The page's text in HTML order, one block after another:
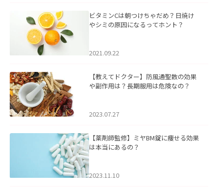
ビタミンCは朝つけちゃだめ？日焼け
やシミの原因になるってホント？
2021.09.22
【教えてドクター】防風通聖散の効果
や副作用は？長期服用は危険なの？
2023.07.27
【薬剤師監修】ミヤBM錠に痩せる効果
は本当にあるの？
2023.11.10